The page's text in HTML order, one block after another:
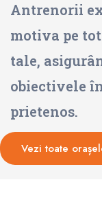
Antrenorii
motiva pe
tale,
obiectivele
prietenos.
Vezi toate